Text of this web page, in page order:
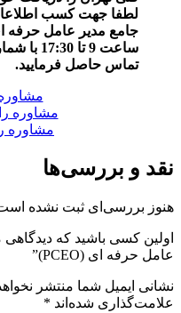
لطفا جهت کسب
جامع مدیر عامل حرفه
ساعت 9 تا 17:30 با شماره
تماس حاصل فرمایید.
مشاوره
مشاوره
نقد و بررسی‌ها
هنوز بررسی‌ای ثبت نشده
اولین کسی باشید که
عامل حرفه ای (PCEO)”
نشانی ایمیل شما منتشر
علامت‌گذاری شده‌اند *